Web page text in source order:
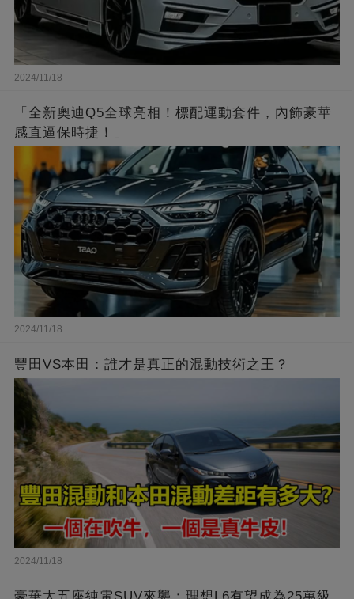
2024/11/18
「全新奧迪Q5全球亮相！標配運動套件，內飾豪華
感直逼保時捷！」
2024/11/18
豐田VS本田：誰才是真正的混動技術之王？
2024/11/18